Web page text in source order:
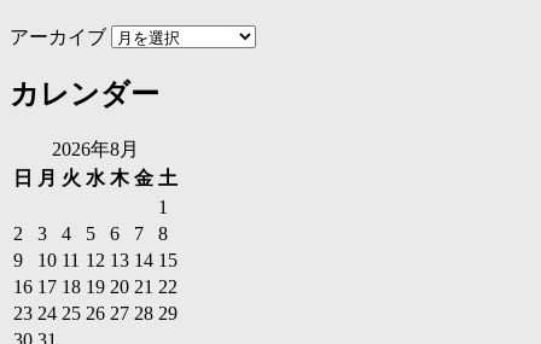
アーカイブ
カレンダー
2026年8月
日
月 火 水 木 金 土
1
2
3 4 5 6 7
8
9
10 11 12 13 14 15
16 17 18 19 20 21 22
23 24 25 26 27 28 29
30 31